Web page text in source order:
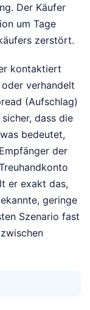
Der Käufer
um Tage
zerstört.
kontaktiert
verhandelt
(Aufschlag)
dass die
bedeutet,
der
er exakt das,
geringe
Szenario fast